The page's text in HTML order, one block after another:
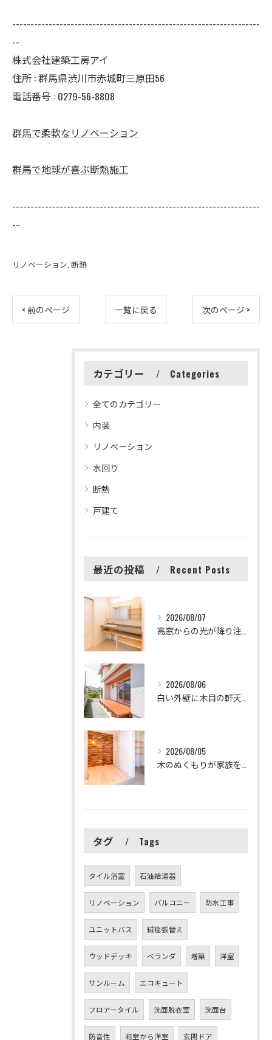
--------------------------------------------------------------------
--
株式会社建築工房アイ
住所 : 群馬県渋川市赤城町三原田56
電話番号 : 0279-56-8808
群馬で柔軟なリノベーション
群馬で地球が喜ぶ断熱施工
--------------------------------------------------------------------
--
リノベーション 断熱
< 前のページ 一覧に戻る 次のページ >
カテゴリー Categories
全てのカテゴリー
内装
リノベーション
水回り
断熱
戸建て
最近の投稿 Recent Posts
2026/08/07
2026/08/06
2026/08/05
タグ Tags
タイル浴室 石油給湯器
リノベーション バルコニー 防水工事
ユニットバス 絨毯張替え
ウッドデッキ ベランダ 増築 洋室
サンルーム エコキュート
フロアータイル 洗面脱衣室 洗面台
防音性 和室から洋室 玄関ドア